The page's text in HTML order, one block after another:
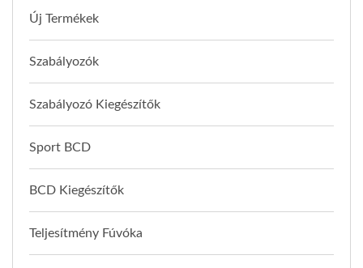
Új Termékek
Szabályozók
Szabályozó Kiegészítők
Sport BCD
BCD Kiegészítők
Teljesítmény Fúvóka